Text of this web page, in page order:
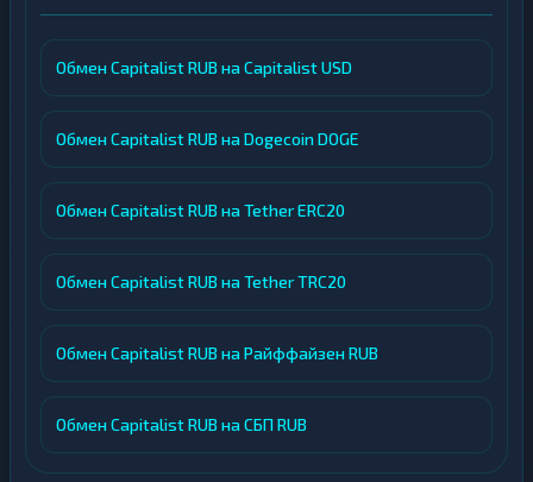
Обмен Capitalist RUB на Capitalist USD
Обмен Capitalist RUB на Dogecoin DOGE
Обмен Capitalist RUB на Tether ERC20
Обмен Capitalist RUB на Tether TRC20
Обмен Capitalist RUB на Райффайзен RUB
Обмен Capitalist RUB на СБП RUB